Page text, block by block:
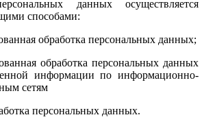
данных осуществляется
способами:
обработка персональных данных;
обработка персональных данных
информации по информационно-
сетям
персональных данных.